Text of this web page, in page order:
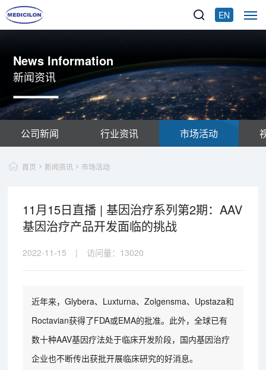
EN
News Information
新闻资讯
公司新闻 行业资讯 市场活动
首页 新闻资讯 市场活动
11月15日直播 | 基因治疗系列第2期：AAV
基因治疗产品开发面临的挑战
2022-11-15 | 访问量： 13020
近年来，Glybera、Luxturna、Zolgensma、Upstaza和
Roctavian获得了FDA或EMA的批准。此外，全球已有
数十种AAV基因疗法处于临床开发阶段，国内基因治疗
企业也不断传出获批开展临床研究的好消息。